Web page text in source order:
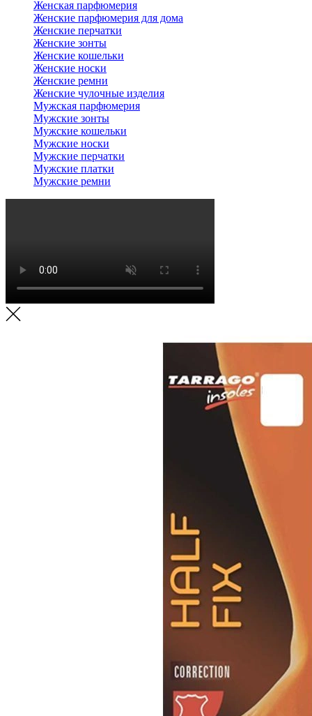
Женская парфюмерия
Женские парфюмерия для дома
Женские перчатки
Женские зонты
Женские кошельки
Женские носки
Женские ремни
Женские чулочные изделия
Мужская парфюмерия
Мужские зонты
Мужские кошельки
Мужские носки
Мужские перчатки
Мужские платки
Мужские ремни